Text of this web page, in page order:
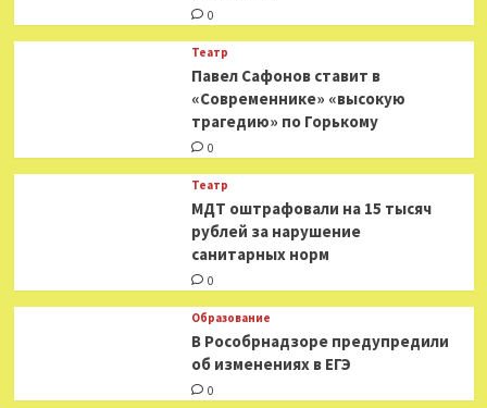
0
Театр
Павел Сафонов ставит в
«Современнике» «высокую
трагедию» по Горькому
0
Театр
МДТ оштрафовали на 15 тысяч
рублей за нарушение
санитарных норм
0
Образование
В Рособрнадзоре предупредили
об изменениях в ЕГЭ
0